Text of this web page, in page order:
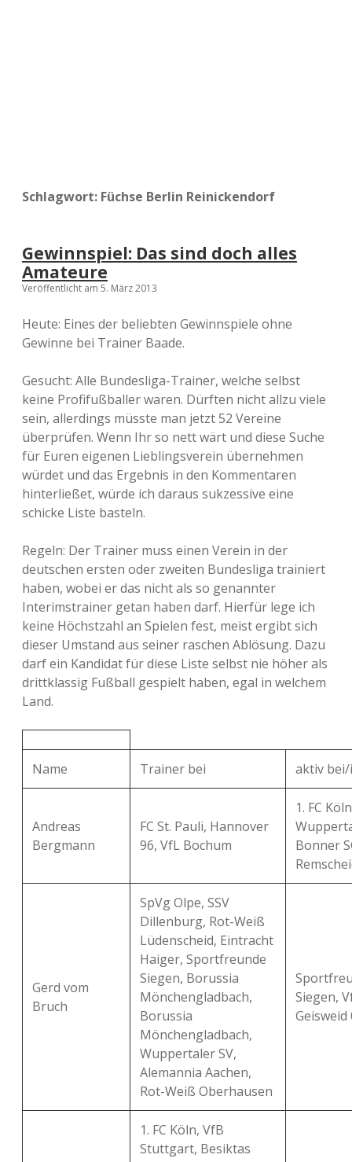
Schlagwort: Füchse Berlin Reinickendorf
Gewinnspiel: Das sind doch alles
Amateure
Veröffentlicht am 5. März 2013
Heute: Eines der beliebten Gewinnspiele ohne
Gewinne bei Trainer Baade.
Gesucht: Alle Bundesliga-Trainer, welche selbst
keine Profifußballer waren. Dürften nicht allzu viele
sein, allerdings müsste man jetzt 52 Vereine
überprüfen. Wenn Ihr so nett wärt und diese Suche
für Euren eigenen Lieblingsverein übernehmen
würdet und das Ergebnis in den Kommentaren
hinterließet, würde ich daraus sukzessive eine
schicke Liste basteln.
Regeln: Der Trainer muss einen Verein in der
deutschen ersten oder zweiten Bundesliga trainiert
haben, wobei er das nicht als so genannter
Interimstrainer getan haben darf. Hierfür lege ich
keine Höchstzahl an Spielen fest, meist ergibt sich
dieser Umstand aus seiner raschen Ablösung. Dazu
darf ein Kandidat für diese Liste selbst nie höher als
drittklassig Fußball gespielt haben, egal in welchem
Land.
Name Trainer bei aktiv
Andreas
Bergmann
FC St. Pauli, Hannover
96, VfL Bochum
1. FC
Bonner
Gerd vom
Bruch
SpVg Olpe, SSV
Dillenburg, Rot-Weiß
Lüdenscheid, Eintracht
Haiger, Sportfreunde
Siegen, Borussia
Mönchengladbach,
Borussia
Mönchengladbach,
Wuppertaler SV,
Alemannia Aachen,
Rot-Weiß Oberhausen
Siegen,
Geisweid
1. FC Köln, VfB
Stuttgart, Besiktas